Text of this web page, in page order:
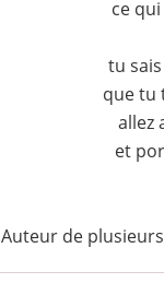
ce
tu
que tu
allez
et
Auteur de